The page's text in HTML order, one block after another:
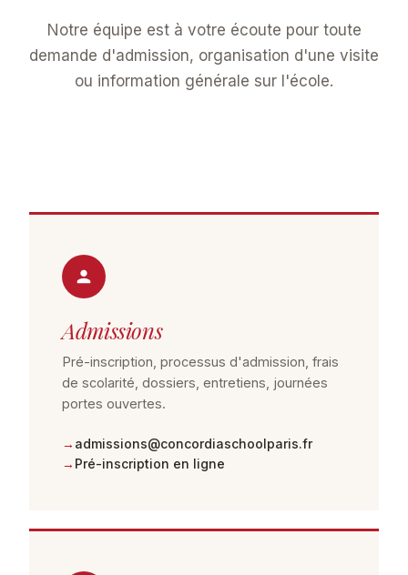
Notre équipe est à votre écoute pour toute
demande d'admission, organisation d'une visite
ou information générale sur l'école.
Admissions
Pré-inscription, processus d'admission, frais
de scolarité, dossiers, entretiens, journées
portes ouvertes.
admissions@concordiaschoolparis.fr
Pré-inscription en ligne